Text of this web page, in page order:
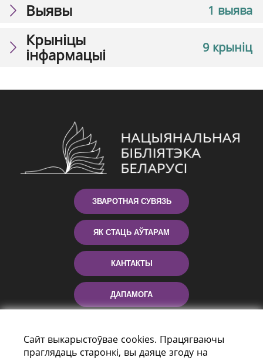
1 выява
Выявы
9 крыніц
Крыніцы
інфармацыі
ЗВАРОТНАЯ СУВЯЗЬ
ЯК СТАЦЬ АЎТАРАМ
КАНТАКТЫ
ДАПАМОГА
Сайт выкарыстоўвае cookies. Працягваючы
праглядаць старонкі, вы даяце згоду на